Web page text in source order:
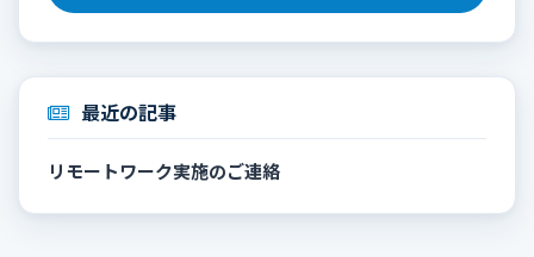
最近の記事
リモートワーク実施のご連絡